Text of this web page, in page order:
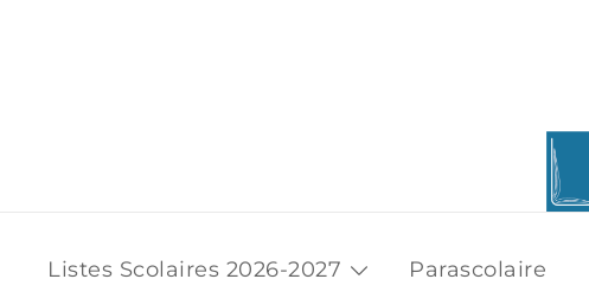
Listes Scolaires 2026-2027 Parascolaire